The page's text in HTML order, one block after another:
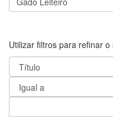
Utilizar filtros para refinar